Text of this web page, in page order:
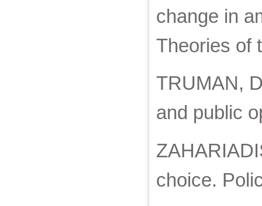
change in
Theories of
TRUMAN,
and public
choice.